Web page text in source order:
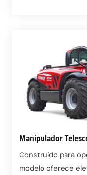
Manipulador
Construído para
modelo oferece